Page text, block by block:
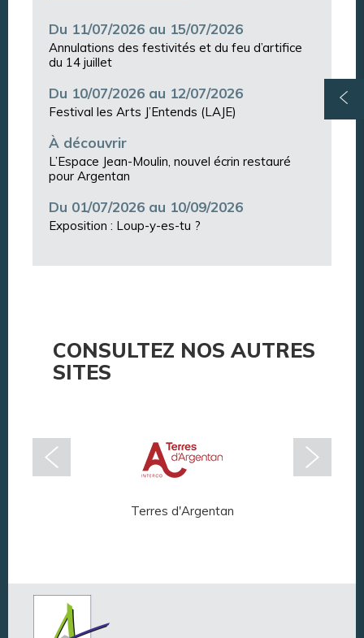
Du 11/07/2026 au 15/07/2026
Annulations des festivités et du feu d’artifice
du 14 juillet
Du 10/07/2026 au 12/07/2026
Festival les Arts J’Entends (LAJE)
À découvrir
L’Espace Jean-Moulin, nouvel écrin restauré
pour Argentan
Du 01/07/2026 au 10/09/2026
Exposition : Loup-y-es-tu ?
CONSULTEZ NOS AUTRES
SITES
Terres d'Argentan